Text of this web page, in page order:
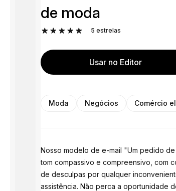
de moda
5 estrelas
Usar no Editor
Moda Negócios Comércio
Nosso modelo de e-mail "Um pedido
tom compassivo e compreensivo, com
de desculpas por qualquer
assistência. Não perca a oportunidade